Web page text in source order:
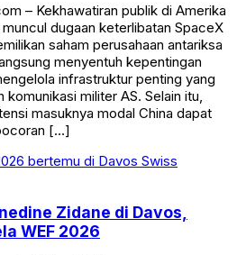
– Kekhawatiran publik di Amerika
dugaan keterlibatan SpaceX
saham perusahaan antariksa
menyentuh kepentingan
infrastruktur penting yang
militer AS. Selain itu,
masuknya modal China dapat
[…]
Zidane di Davos,
WEF 2026